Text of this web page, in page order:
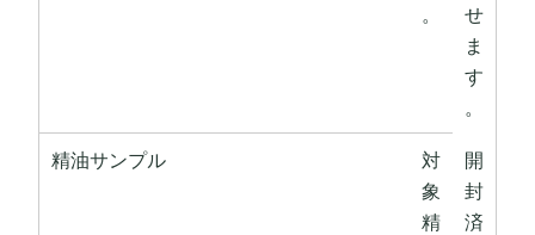
。
せ
ま
す
。
精油サンプル
対
象
精
開
封
済